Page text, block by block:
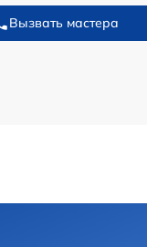
Вызвать мастера